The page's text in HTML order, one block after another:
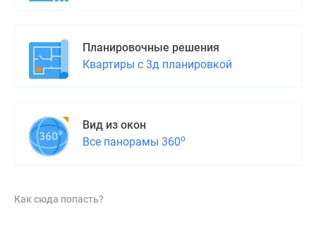
Планировочные решения
Квартиры с 3д планировкой
Вид из окон
Все панорамы 360о
Как сюда попасть?